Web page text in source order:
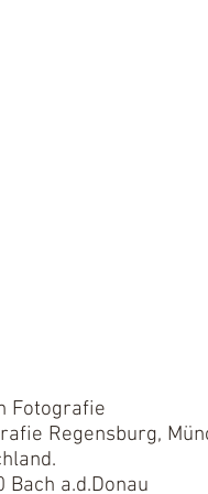
Fotografie
Regensburg,
a.d.Donau